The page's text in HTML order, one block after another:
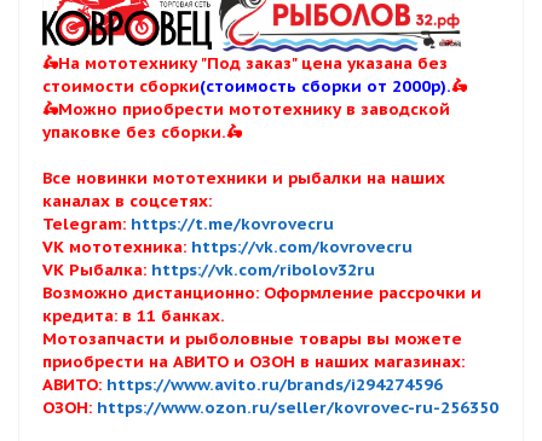
🛵На мототехнику "Под заказ" цена указана без
стоимости сборки(стоимость сборки от 2000р).🛵
🛵Можно приобрести мототехнику в заводской
упаковке без сборки.🛵
Все новинки мототехники и рыбалки на наших
каналах в соцсетях:
Telegram: https://t.me/kovrovecru
VK мототехника: https://vk.com/kovrovecru
VK Рыбалка: https://vk.com/ribolov32ru
Возможно дистанционно: Оформление рассрочки и
кредита: в 11 банках.
Мотозапчасти и рыболовные товары вы можете
приобрести на АВИТО и ОЗОН в наших магазинах:
АВИТО: https://www.avito.ru/brands/i294274596
ОЗОН: https://www.ozon.ru/seller/kovrovec-ru-256350